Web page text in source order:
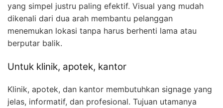
yang simpel justru paling efektif. Visual yang mudah
dikenali dari dua arah membantu pelanggan
menemukan lokasi tanpa harus berhenti lama atau
berputar balik.
Untuk klinik, apotek, kantor
Klinik, apotek, dan kantor membutuhkan signage yang
jelas, informatif, dan profesional. Tujuan utamanya